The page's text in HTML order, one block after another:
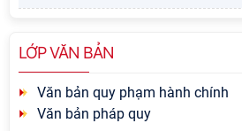
LỚP VĂN BẢN
Văn bản quy phạm hành chính
Văn bản pháp quy